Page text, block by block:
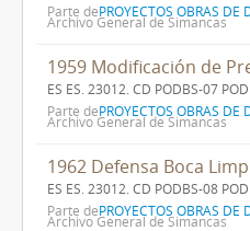
Parte dePROYECTOS OBRAS DE
Archivo General de Simancas
1959 Modificación de
ES ES. 23012. CD PODBS-07
Parte dePROYECTOS OBRAS DE
Archivo General de Simancas
1962 Defensa Boca
ES ES. 23012. CD PODBS-08
Parte dePROYECTOS OBRAS DE
Archivo General de Simancas